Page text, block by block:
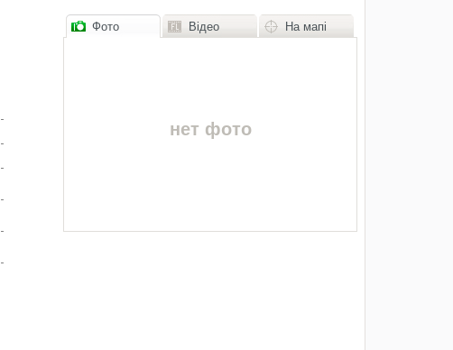
Фото Відео На мапі
нет фото